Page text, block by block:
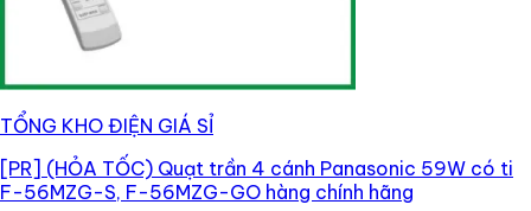
TỔNG KHO ĐIỆN GIÁ SỈ
[PR] (HỎA TỐC) Quạt trần 4 cánh Panasonic 59W có ti
F-56MZG-S, F-56MZG-GO hàng chính hãng